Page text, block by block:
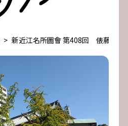
> 新近江名所圖會 第408回 俵藤太